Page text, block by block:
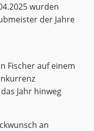
wurden
der Jahre
Fischer auf einem
Jahr hinweg
an